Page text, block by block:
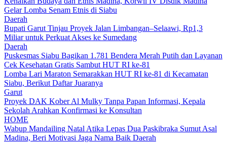
Gelar Lomba Senam Etnis di Siabu
Daerah
Bupati Garut Tinjau Proyek Jalan Limbangan–Selaawi, Rp1,3
Miliar untuk Perkuat Akses ke Sumedang
Daerah
Puskesmas Siabu Bagikan 1.781 Bendera Merah Putih dan Layanan
Cek Kesehatan Gratis Sambut HUT RI ke-81
Lomba Lari Maraton Semarakkan HUT RI ke-81 di Kecamatan
Siabu, Berikut Daftar Juaranya
Garut
Proyek DAK Kober Al Mulky Tanpa Papan Informasi, Kepala
Sekolah Arahkan Konfirmasi ke Konsultan
HOME
Wabup Mandailing Natal Atika Lepas Dua Paskibraka Sumut Asal
Madina, Beri Motivasi Jaga Nama Baik Daerah